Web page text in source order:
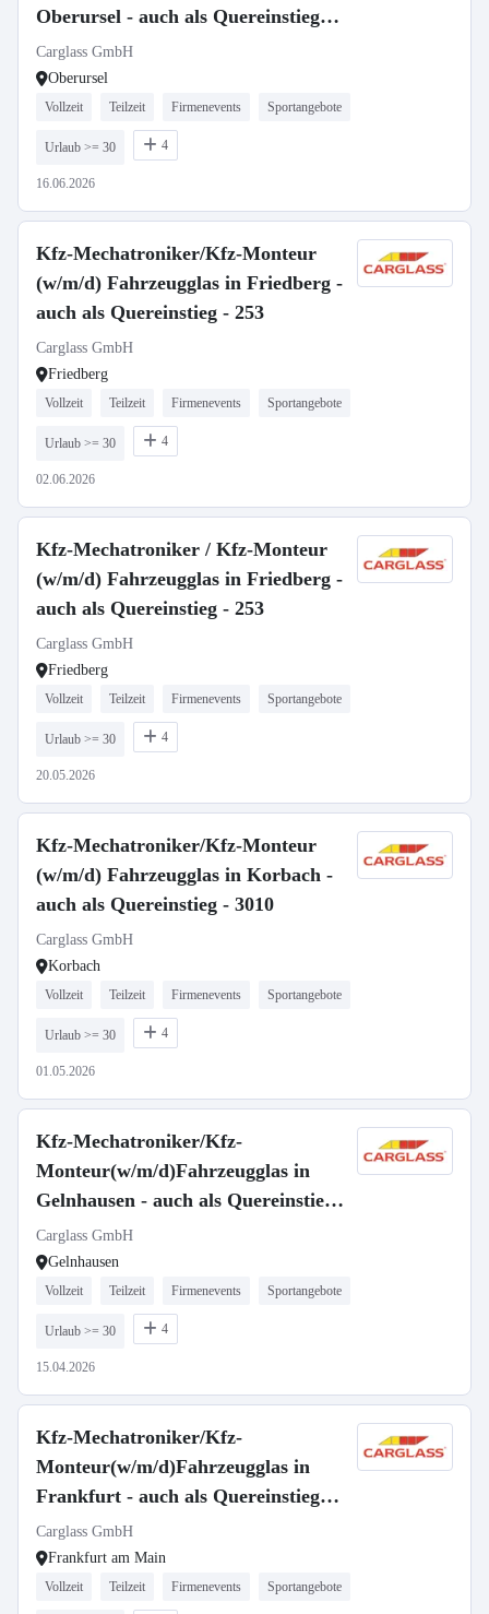
Oberursel - auch als Quereinstieg
-726
Carglass GmbH
Oberursel
Vollzeit Teilzeit Firmenevents Sportangebote
Urlaub >= 30 4
16.06.2026
Kfz-Mechatroniker/Kfz-Monteur
(w/m/d) Fahrzeugglas in Friedberg -
auch als Quereinstieg - 253
Carglass GmbH
Friedberg
Vollzeit Teilzeit Firmenevents Sportangebote
Urlaub >= 30 4
02.06.2026
Kfz-Mechatroniker / Kfz-Monteur
(w/m/d) Fahrzeugglas in Friedberg -
auch als Quereinstieg - 253
Carglass GmbH
Friedberg
Vollzeit Teilzeit Firmenevents Sportangebote
Urlaub >= 30 4
20.05.2026
Kfz-Mechatroniker/Kfz-Monteur
(w/m/d) Fahrzeugglas in Korbach -
auch als Quereinstieg - 3010
Carglass GmbH
Korbach
Vollzeit Teilzeit Firmenevents Sportangebote
Urlaub >= 30 4
01.05.2026
Kfz-Mechatroniker/Kfz-
Monteur(w/m/d)Fahrzeugglas in
Gelnhausen - auch als Quereinstieg
-708
Carglass GmbH
Gelnhausen
Vollzeit Teilzeit Firmenevents Sportangebote
Urlaub >= 30 4
15.04.2026
Kfz-Mechatroniker/Kfz-
Monteur(w/m/d)Fahrzeugglas in
Frankfurt - auch als Quereinstieg
-232
Carglass GmbH
Frankfurt am Main
Vollzeit Teilzeit Firmenevents Sportangebote